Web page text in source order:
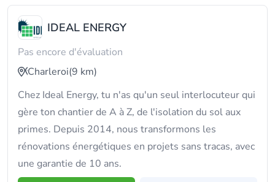
IDEAL ENERGY
Pas encore d'évaluation
Charleroi(9 km)
Chez Ideal Energy, tu n'as qu'un seul interlocuteur qui
gère ton chantier de A à Z, de l'isolation du sol aux
primes. Depuis 2014, nous transformons les
rénovations énergétiques en projets sans tracas, avec
une garantie de 10 ans.